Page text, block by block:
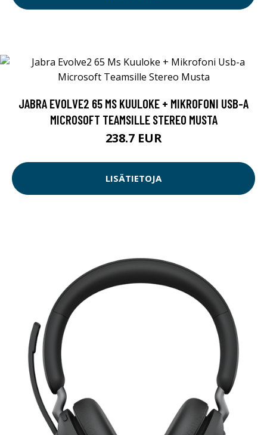
JABRA EVOLVE2 65 MS KUULOKE + MIKROFONI USB-A
MICROSOFT TEAMSILLE STEREO MUSTA
238.7 EUR
LISÄTIETOJA